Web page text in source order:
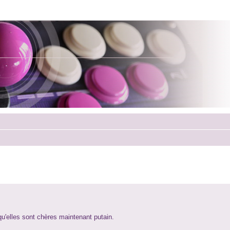
sont chères maintenant putain.